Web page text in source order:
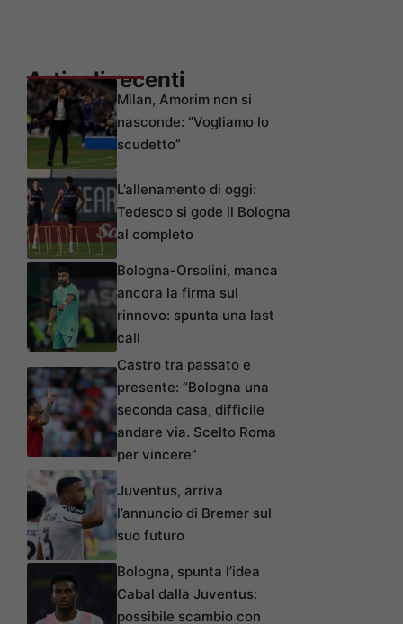
Articoli recenti
Milan, Amorim non si
nasconde: “Vogliamo lo
scudetto”
L’allenamento di oggi:
Tedesco si gode il Bologna
al completo
Bologna-Orsolini, manca
ancora la firma sul
rinnovo: spunta una last
call
Castro tra passato e
presente: “Bologna una
seconda casa, difficile
andare via. Scelto Roma
per vincere”
Juventus, arriva
l’annuncio di Bremer sul
suo futuro
Bologna, spunta l’idea
Cabal dalla Juventus:
possibile scambio con